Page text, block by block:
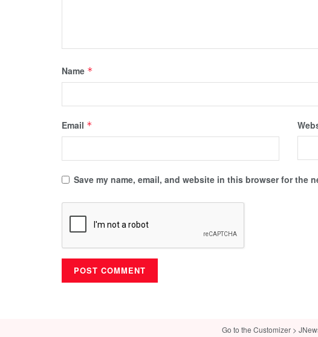
Name *
Email *
Save my name, email, and website in this browser for the
Go to the Customizer >